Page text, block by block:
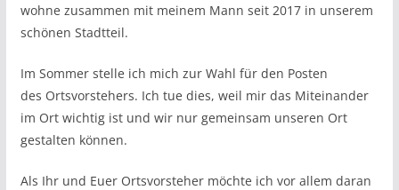
wohne zusammen mit meinem Mann seit 2017 in unserem
schönen Stadtteil.
Im Sommer stelle ich mich zur Wahl für den Posten
des Ortsvorstehers. Ich tue dies, weil mir das Miteinander
im Ort wichtig ist und wir nur gemeinsam unseren Ort
gestalten können.
Als Ihr und Euer Ortsvorsteher möchte ich vor allem daran